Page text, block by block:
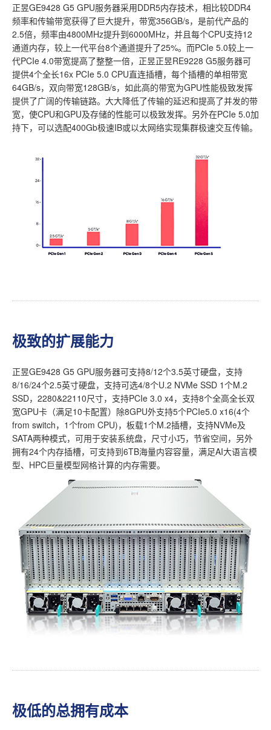
正昱GE9428 G5 GPU服务器采用DDR5内存技术，相比较DDR4
频率和传输带宽获得了巨大提升，带宽356GB/s，是前代产品的
2.5倍，频率由4800MHz提升到6000MHz，并且每个CPU支持12
通道内存，较上一代平台8个通道提升了25%。而PCIe 5.0较上一
代PCIe 4.0带宽提高了整整一倍，正昱正昱RE9228 G5服务器可
提供4个全长16x PCIe 5.0 CPU直连插槽，每个插槽的单相带宽
64GB/s，双向带宽128GB/s，如此高的带宽为GPU性能极致发挥
提供了广阔的传输链路。大大降低了传输的延迟和提高了并发的带
宽，使CPU和GPU及存储的性能可以极致发挥。另外在PCIe 5.0加
持下，可以选配400Gb极速IB或以太网络实现集群极速交互传输。
极致的扩展能力
正昱GE9428 G5 GPU服务器可支持8/12个3.5英寸硬盘，支持
8/16/24个2.5英寸硬盘，支持可选4/8个U.2 NVMe SSD 1个M.2
SSD，2280&22110尺寸，支持PCIe 3.0 x4，支持8个全高全长双
宽GPU卡（满足10卡配置）除8GPU外支持5个PCIe5.0 x16(4个
from switch，1个from CPU)，板载1个M.2插槽，支持NVMe及
SATA两种模式，可用于安装系统盘，尺寸小巧，节省空间，另外
拥有24个内存插槽，可支持到6TB海量内容容量，满足AI大语言模
型、HPC巨量模型网格计算的内存需要。
极低的总拥有成本